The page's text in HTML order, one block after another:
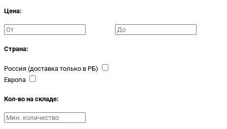
Цена:
Страна:
Россия (доставка только в РБ)
Европа
Кол-во на складе: